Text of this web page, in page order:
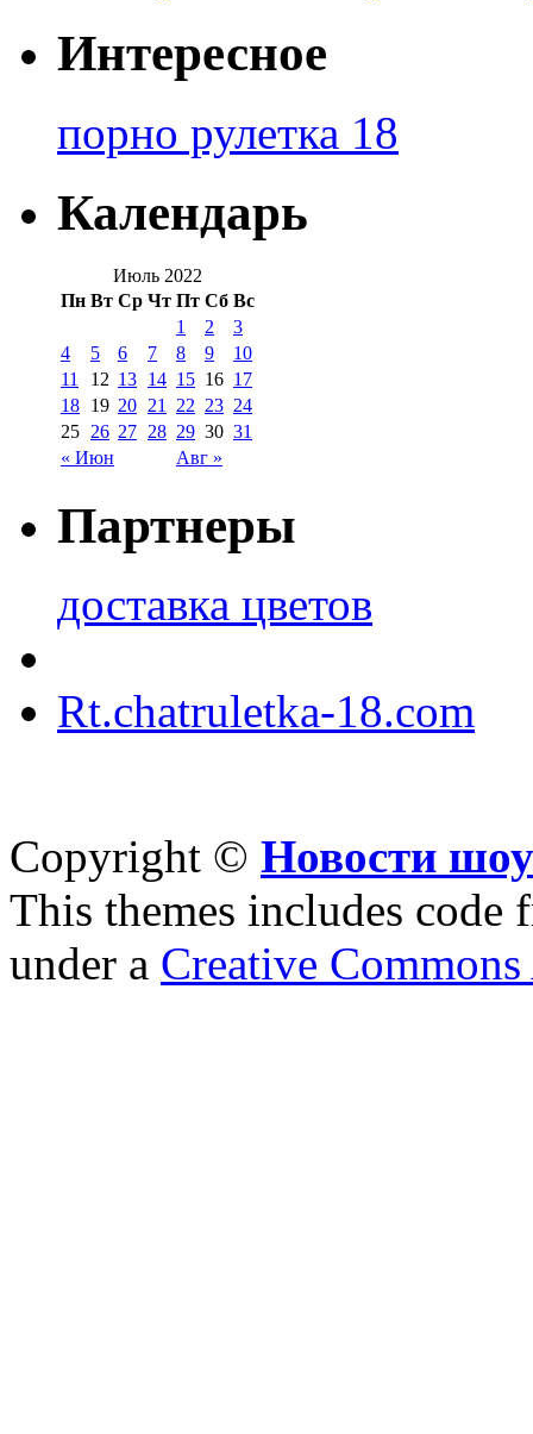
Интересное
порно рулетка 18
Календарь
Июль 2022
Пн Вт Ср Чт Пт Сб Вс
« Июн Авг »
1 2
3
4
5 6 7 8 9
10
11
12 13 14 15 16 17
18 19 20 21 22 23 24
25 26 27 28 29 30 31
Партнеры
доставка цветов
Rt.chatruletka-18.com
Copyright © Новости
This themes includes code
under a Creative